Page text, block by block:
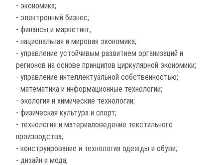
- экономика;
- электронный бизнес;
- финансы и маркетинг;
- национальная и мировая экономика;
- управление устойчивым развитием организаций и
регионов на основе принципов циркулярной экономики;
- управление интеллектуальной собственностью;
- математика и информационные технологии;
- экология и химические технологии;
- физическая культура и спорт;
- технология и материаловедение текстильного
производства;
- конструирование и технология одежды и обуви;
- дизайн и мода;